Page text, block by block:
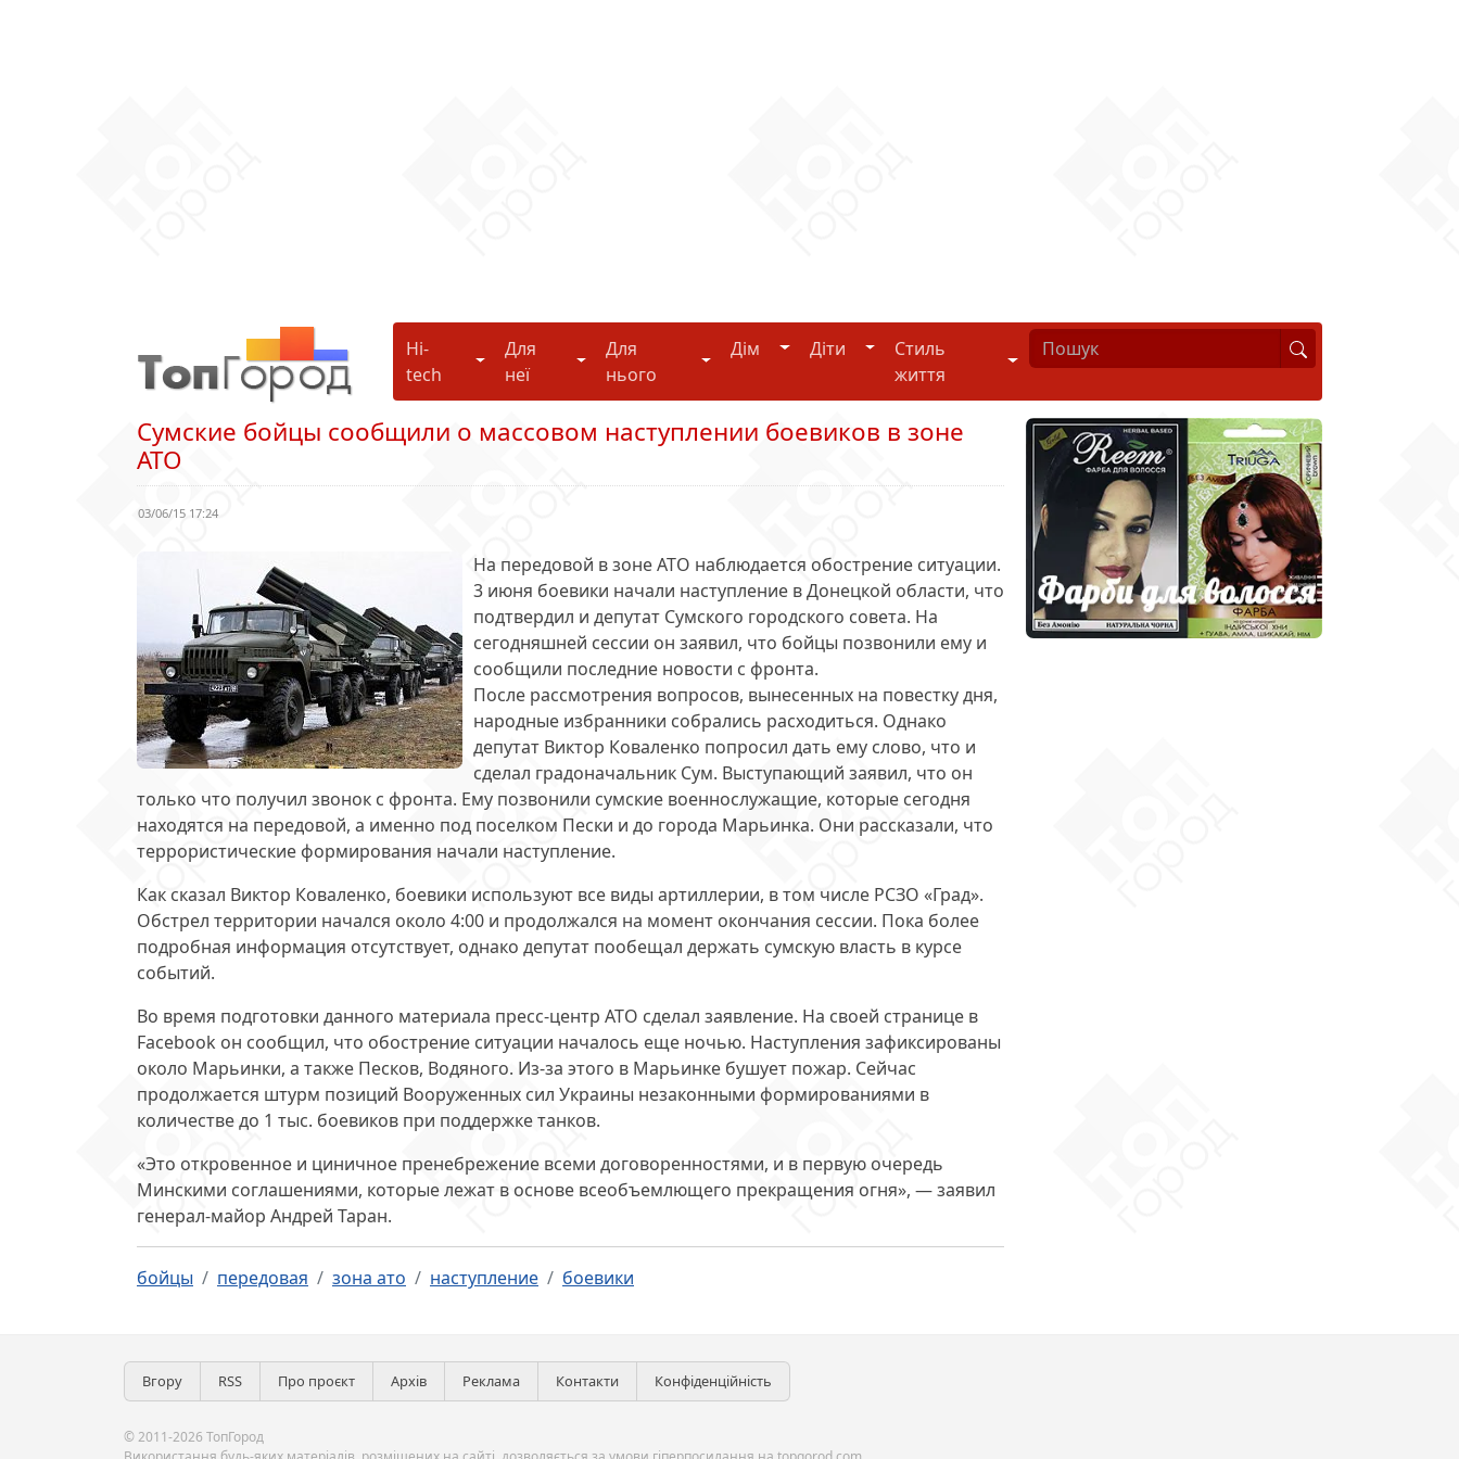
Hi-
tech
Hi-tech
Для
неї
Для неї
Для
нього
Для нього
Дім Дім Діти ДітиСтиль
життя
Стиль життя
Сумские бойцы сообщили о массовом наступлении боевиков в зоне
АТО
03/06/15 17:24
На передовой в зоне АТО наблюдается обострение ситуации.
3 июня боевики начали наступление в Донецкой области, что
подтвердил и депутат Сумского городского совета. На
сегодняшней сессии он заявил, что бойцы позвонили ему и
сообщили последние новости с фронта.
После рассмотрения вопросов, вынесенных на повестку дня,
народные избранники собрались расходиться. Однако
депутат Виктор Коваленко попросил дать ему слово, что и
сделал градоначальник Сум. Выступающий заявил, что он
только что получил звонок с фронта. Ему позвонили сумские военнослужащие, которые сегодня
находятся на передовой, а именно под поселком Пески и до города Марьинка. Они рассказали, что
террористические формирования начали наступление.
Как сказал Виктор Коваленко, боевики используют все виды артиллерии, в том числе РСЗО «Град».
Обстрел территории начался около 4:00 и продолжался на момент окончания сессии. Пока более
подробная информация отсутствует, однако депутат пообещал держать сумскую власть в курсе
событий.
Во время подготовки данного материала пресс-центр АТО сделал заявление. На своей странице в
Facebook он сообщил, что обострение ситуации началось еще ночью. Наступления зафиксированы
около Марьинки, а также Песков, Водяного. Из-за этого в Марьинке бушует пожар. Сейчас
продолжается штурм позиций Вооруженных сил Украины незаконными формированиями в
количестве до 1 тыс. боевиков при поддержке танков.
«Это откровенное и циничное пренебрежение всеми договоренностями, и в первую очередь
Минскими соглашениями, которые лежат в основе всеобъемлющего прекращения огня», — заявил
генерал-майор Андрей Таран.
бойцы передовая зона ато наступление боевики
Вгору RSS Про проєкт Архів Реклама Контакти Конфіденційність
© 2011-2026 ТопГород